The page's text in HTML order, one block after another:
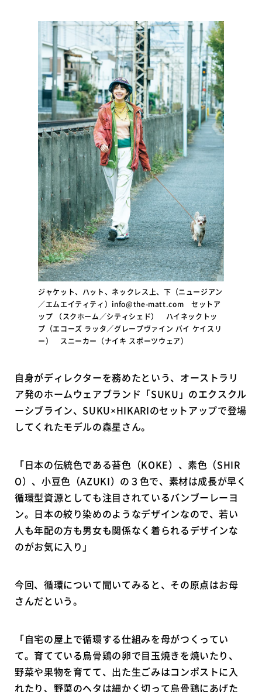
ジャケット、ハット、ネックレス上、下（ニュージアン
／エムエイティティ）info@the-matt.com セットア
ップ （スクホーム／シティシェド） ハイネックトッ
プ（エコーズ ラッタ／グレープヴァイン バイ ケイスリ
ー） スニーカー（ナイキ スポーツウェア）
自身がディレクターを務めたという、オーストラリ
ア発のホームウェアブランド「SUKU」のエクスクル
ーシブライン、SUKU×HIKARIのセットアップで登場
してくれたモデルの森星さん。
「日本の伝統色である苔色（KOKE）、素色（SHIR
O）、小豆色（AZUKI）の３色で、素材は成長が早く
循環型資源としても注目されているバンブーレーヨ
ン。日本の絞り染めのようなデザインなので、若い
人も年配の方も男女も関係なく着られるデザインな
のがお気に入り」
今回、循環について聞いてみると、その原点はお母
さんだという。
「自宅の屋上で循環する仕組みを母がつくってい
て。育てている烏骨鶏の卵で目玉焼きを焼いたり、
野菜や果物を育てて、出た生ごみはコンポストに入
れたり、野菜のヘタは細かく切って烏骨鶏にあげた